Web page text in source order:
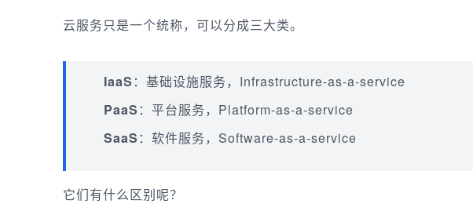
云服务只是一个统称，可以分成三大类。
IaaS ：基础设施服务，Infrastructure-as-a-service
PaaS ：平台服务，Platform-as-a-service
SaaS ：软件服务，Software-as-a-service
它们有什么区别呢？